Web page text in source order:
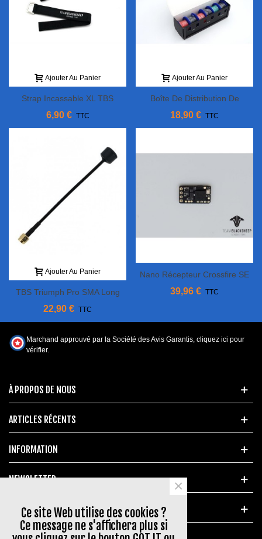
Ajouter Au Panier
Strap Incassable XL TBS
280mm
6,90 € TTC
Ajouter Au Panier
TBS Triumph Pro SMA Long
Range
22,90 € TTC
Ajouter Au Panier
Boîte De Distribution De
Câbles Ethix
18,90 € TTC
Nano Récepteur Crossfire SE
TBS
39,96 € TTC
À PROPOS DE NOUS
ARTICLES RÉCENTS
INFORMATION
NEWSLETTER
MARQUES POPULAIRES
Marchand approuvé par la Société des Avis Garantis, cliquez ici pour
vérifier.
Ce site Web utilise des cookies ?
Ce message ne s'affichera plus si
×